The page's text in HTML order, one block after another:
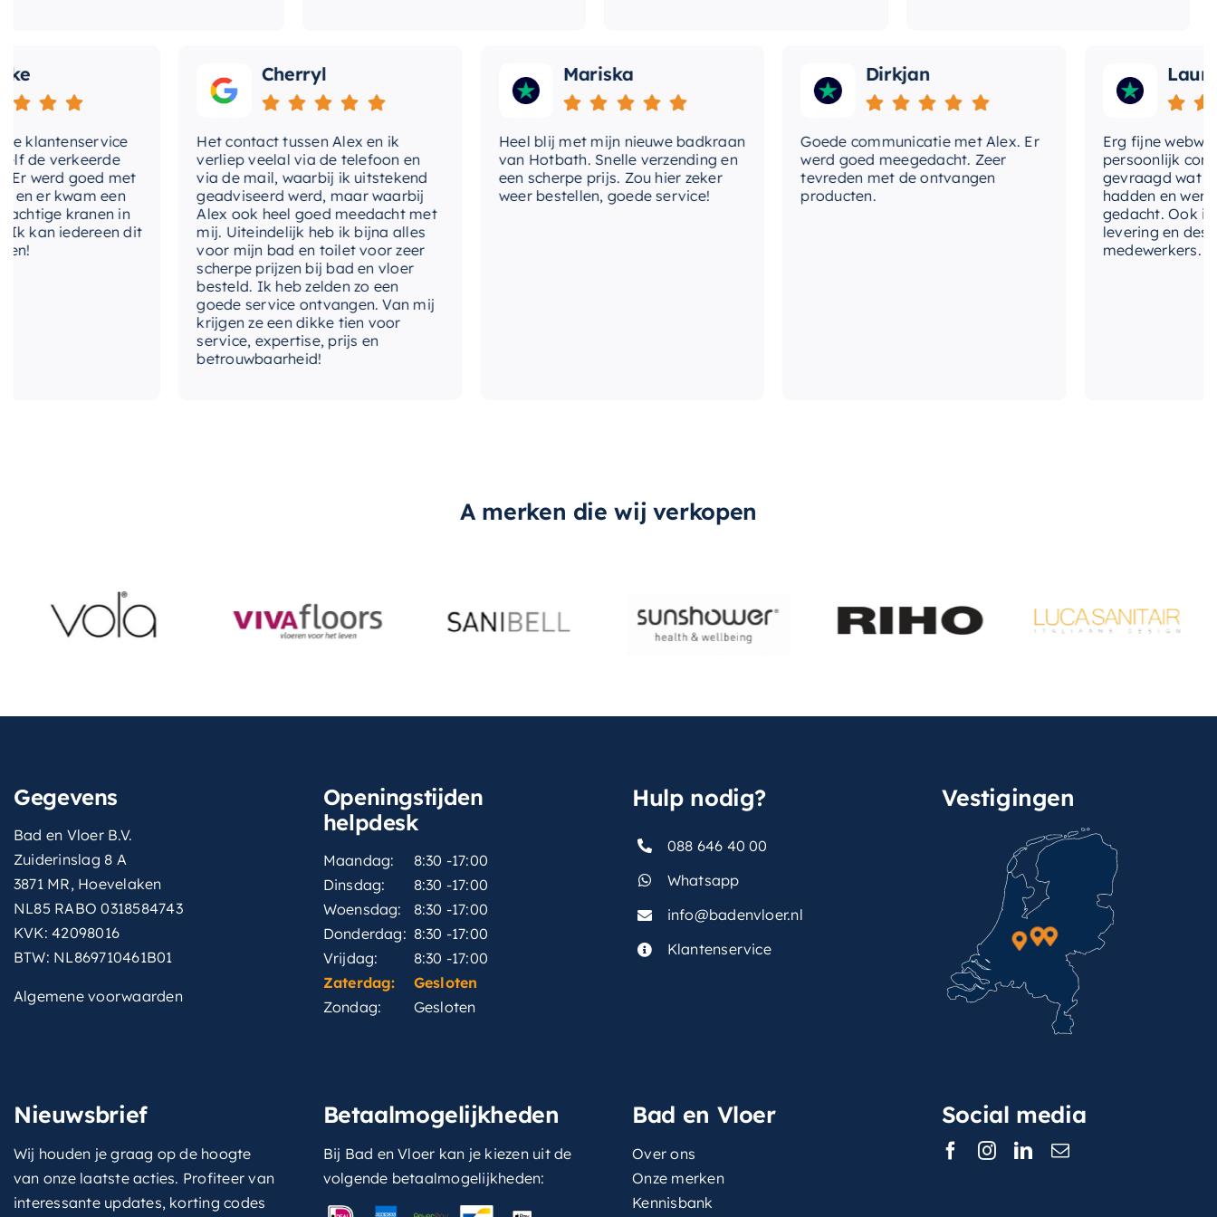
verkeerde
goed met
kwam een
kranen in
iedereen dit
Cherryl
Het contact tussen Alex en ik
verliep veelal via de telefoon en
via de mail, waarbij ik uitstekend
geadviseerd werd, maar waarbij
Alex ook heel goed meedacht met
mij. Uiteindelijk heb ik bijna alles
voor mijn bad en toilet voor zeer
scherpe prijzen bij bad en vloer
besteld. Ik heb zelden zo een
goede service ontvangen. Van mij
krijgen ze een dikke tien voor
service, expertise, prijs en
betrouwbaarheid!
Mariska
Heel blij met mijn nieuwe badkraan
van Hotbath. Snelle verzending en
een scherpe prijs. Zou hier zeker
weer bestellen, goede service!
Dirkjan
Goede communicatie met Alex. Er
werd goed meegedacht. Zeer
tevreden met de ontvangen
producten.
Laura
Erg fijne
persoonlijk contact
gevraagd wat we
hadden en werd
gedacht. Ook in de
levering en
medewerkers. Wij
A merken die wij verkopen
Gegevens
Bad en Vloer B.V.
Zuiderinslag 8 A
3871 MR, Hoevelaken
NL85 RABO 0318584743
KVK: 42098016
BTW: NL869710461B01
Algemene voorwaarden
Openingstijden
helpdesk
Maandag:
8:30 -17:00
Dinsdag:
8:30 -17:00
Woensdag:
8:30 -17:00
Donderdag: 8:30 -17:00
Vrijdag:
8:30 -17:00
Zaterdag:
Gesloten
Zondag:
Gesloten
Hulp nodig?
088 646 40 00
Whatsapp
info@badenvloer.nl
Klantenservice
Vestigingen
Nieuwsbrief
Wij houden je graag op de hoogte
van onze laatste acties. Profiteer van
interessante updates, korting codes
Betaalmogelijkheden
Bij Bad en Vloer kan je kiezen uit de
volgende betaalmogelijkheden:
Bad en Vloer
Over ons
Onze merken
Kennisbank
Social media